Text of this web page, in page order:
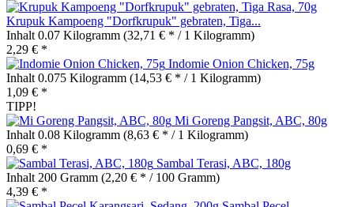
Krupuk Kampoeng "Dorfkrupuk" gebraten, Tiga...
Inhalt 0.07 Kilogramm (32,71 € * / 1 Kilogramm)
2,29 € *
Indomie Onion Chicken, 75g
Inhalt 0.075 Kilogramm (14,53 € * / 1 Kilogramm)
1,09 € *
TIPP!
Mi Goreng Pangsit, ABC, 80g
Inhalt 0.08 Kilogramm (8,63 € * / 1 Kilogramm)
0,69 € *
Sambal Terasi, ABC, 180g
Inhalt 200 Gramm (2,20 € * / 100 Gramm)
4,39 € *